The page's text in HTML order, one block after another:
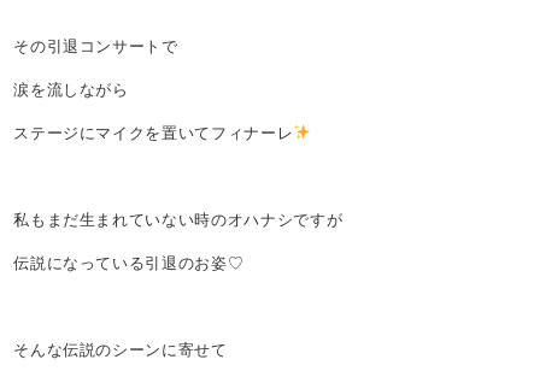
その引退コンサートで
涙を流しながら
ステージにマイクを置いてフィナーレ
私もまだ生まれていない時のオハナシですが
伝説になっている引退のお姿♡
そんな伝説のシーンに寄せて